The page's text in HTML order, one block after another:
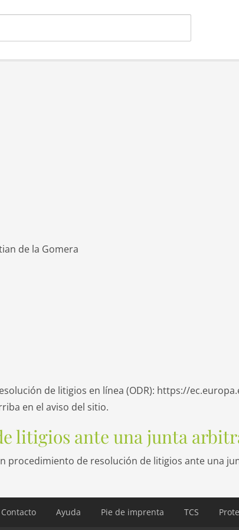
de la Gomera
de litigios en línea (ODR): https://
en el aviso del sitio.
litigios ante una junta
procedimiento de resolución de litigios ante una
Contacto Ayuda Pie de imprenta TCS